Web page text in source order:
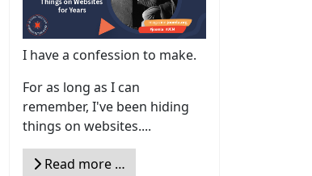
I have a confession to make.
For as long as I can
remember, I've been hiding
things on websites....
Read more …